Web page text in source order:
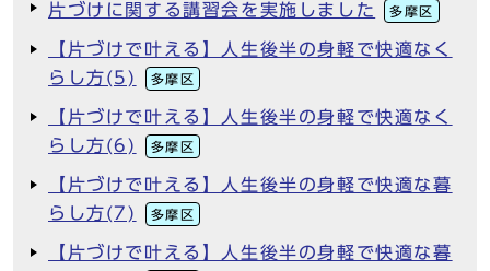
片づけに関する講習会を実施しました 多摩区
【片づけで叶える】人生後半の身軽で快適なく
らし方(5)
多摩区
【片づけで叶える】人生後半の身軽で快適なく
らし方(6)
多摩区
【片づけで叶える】人生後半の身軽で快適な暮
らし方(7)
多摩区
【片づけで叶える】人生後半の身軽で快適な暮